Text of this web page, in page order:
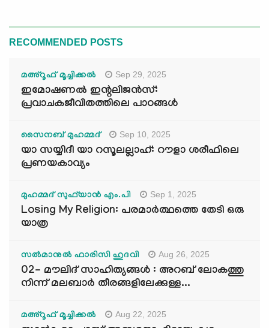
RECOMMENDED POSTS
മഅ്റൂഫ് മൂച്ചിക്കല്‍ Sep 29, 2025
ഇമോഷണൽ ഇന്റലിജൻസ്:
പ്രവാചകജീവിതത്തിലെ പാഠങ്ങൾ
സൈനബ് മുഹമ്മദ് Sep 10, 2025
യാ സയ്യിദീ യാ റസൂലല്ലാഹ്: റൗളാ ശരീഫിലെ
പ്രണയകാവ്യം
മുഹമ്മദ് സുഫ്‌യാൻ എം.പി Sep 1, 2025
Losing My Religion: പരമാർത്ഥത്തെ തേടി ഒരു
യാത്ര
സൽമാനുൽ ഫാരിസി ഹുദവി Aug 26, 2025
02- മൗലിദ് സാഹിത്യങ്ങൾ : അറബ് ലോകത്തു
നിന്ന് മലബാർ തീരങ്ങളിലേക്കുള്ള...
മഅ്റൂഫ് മൂച്ചിക്കല്‍ Aug 22, 2025